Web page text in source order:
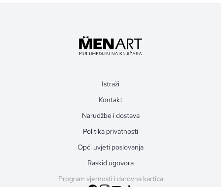
Istraži
Kontakt
Narudžbe i dostava
Politika privatnosti
Opći uvjeti poslovanja
Raskid ugovora
Program vjernosti i darovna kartica